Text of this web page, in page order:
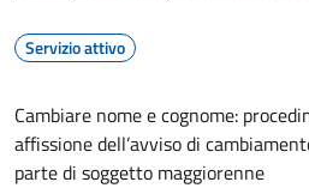
Servizio attivo
Cambiare nome e cognome:
affissione dell’avviso di
parte di soggetto maggiorenne